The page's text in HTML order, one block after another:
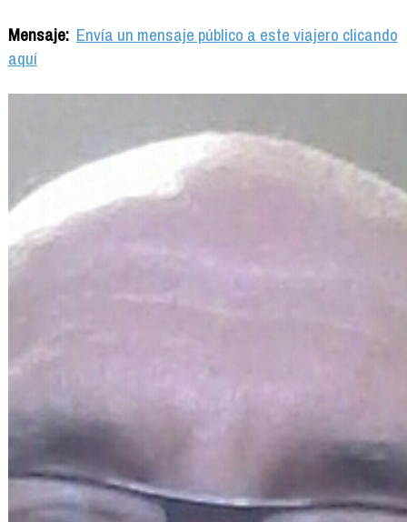
Mensaje: Envía un mensaje público a este viajero clicando
aquí